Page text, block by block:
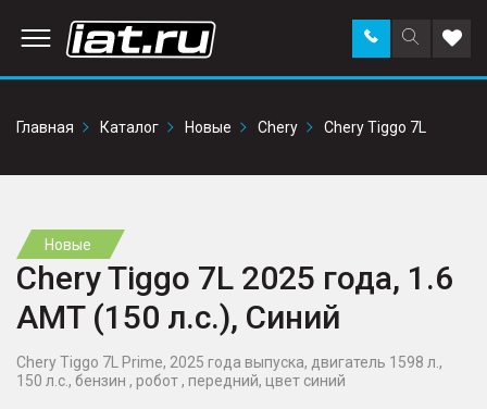
Поиск
по
Заказать
звонок в
Главная
Каталог Новые Chery Chery Tiggo 7L
Новые
Chery Tiggo 7L 2025 года, 1.6
AMT (150 л.с.), Синий
Chery Tiggo 7L Prime, 2025 года выпуска, двигатель 1598 л.,
150 л.с., бензин , робот , передний, цвет синий